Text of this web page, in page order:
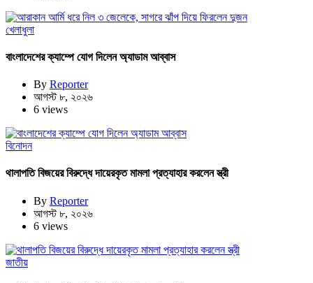
খেলাধুলা
বাংলাদেশের ক্যাম্পে যোগ দিলেন অ্যাডাম আব্বাস
By Reporter
আগস্ট ৮, ২০২৬
6 views
বিনোদন
থালাপতি বিজয়ের বিরুদ্ধে দায়েরকৃত মামলা প্রত্যাহার করলেন স্ত্রী
By Reporter
আগস্ট ৮, ২০২৬
6 views
জাতীয়